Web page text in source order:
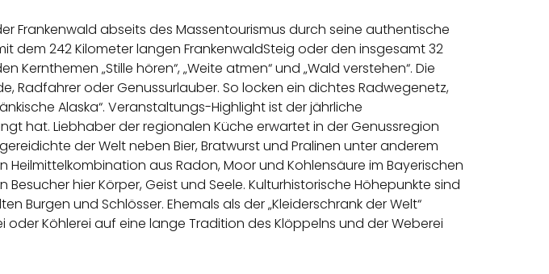
Frankenwald abseits des Massentourismus durch seine authentische
dem 242 Kilometer langen FrankenwaldSteig oder den insgesamt 32
„Stille hören“, „Weite atmen“ und „Wald verstehen“. Die
Radfahrer oder Genussurlauber. So locken ein dichtes Radwegenetz,
Alaska“. Veranstaltungs-Highlight ist der jährliche
hat. Liebhaber der regionalen Küche erwartet in der Genussregion
der Welt neben Bier, Bratwurst und Pralinen unter anderem
aus Radon, Moor und Kohlensäure im Bayerischen
hier Körper, Geist und Seele. Kulturhistorische Höhepunkte sind
und Schlösser. Ehemals als der „Kleiderschrank der Welt“
Köhlerei auf eine lange Tradition des Klöppelns und der Weberei